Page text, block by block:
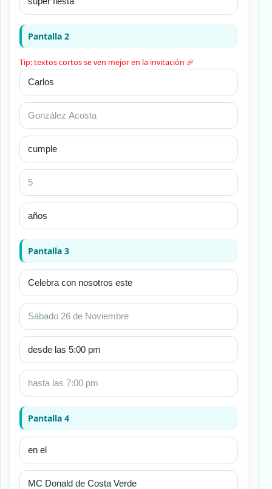
Pantalla 2
Tip: textos cortos se ven mejor en la invitación 🎉
Pantalla 3
Pantalla 4